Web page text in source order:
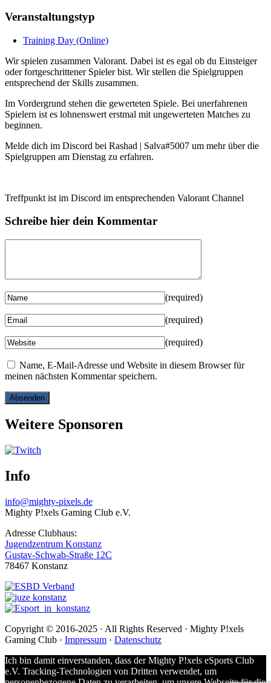
Veranstaltungstyp
Training Day (Online)
Wir spielen zusammen Valorant. Dabei ist es egal ob du Einsteiger
oder fortgeschrittener Spieler bist. Wir stellen die Spielgruppen
entsprechend der Skills zusammen.
Im Vordergrund stehen die gewerteten Spiele. Bei unerfahrenen
Spielern ist es lohnenswert erstmal mit ungewerteten Matches zu
beginnen.
Melde dich im Discord bei Rashad | Salva#5007 um mehr über die
Spielgruppen am Dienstag zu erfahren.
Treffpunkt ist im Discord im entsprechenden Valorant Channel
Schreibe hier dein Kommentar
(required)
(required)
(required)
Name, E-Mail-Adresse und Website in diesem Browser für
meinen nächsten Kommentar speichern.
Weitere Sponsoren
Info
info@mighty-pixels.de
Mighty P!xels Gaming Club e.V.
Adresse Clubhaus:
Jugendzentrum Konstanz
Gustav-Schwab-Straße 12C
78467 Konstanz
Copyright © 2016-2025 · All Rights Reserved · Mighty P!xels
Gaming Club · Impressum · Datenschutz
Ich bin damit einverstanden, dass der Mighty P!xels eSports Club
e.V. Tracking-Technologien von Dritten verwendet, um